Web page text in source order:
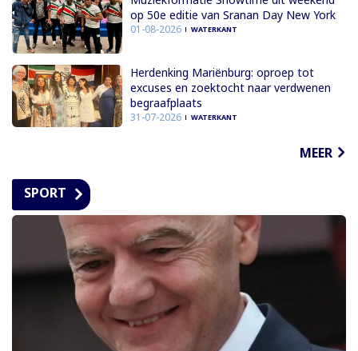
op 50e editie van Sranan Day New York
01-08-2026 WATERKANT
Herdenking Mariënburg: oproep tot
excuses en zoektocht naar verdwenen
begraafplaats
31-07-2026 WATERKANT
MEER
SPORT